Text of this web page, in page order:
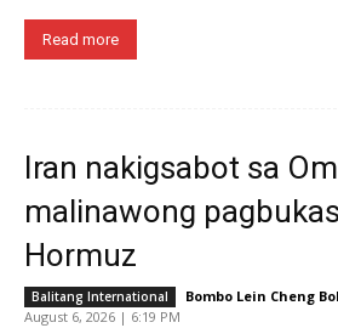
Read more
Iran nakigsabot sa
malinawong
Hormuz
Balitang International Bombo Lein Cheng
August 6, 2026 | 6:19 PM